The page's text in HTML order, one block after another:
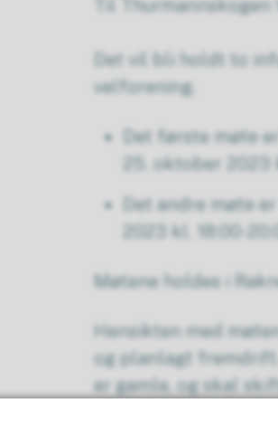
Til Thurmannskogen
Det vil bli holdt to
velforening.
Det første møte
25. oktober 2023
Det andre møte
2023 kl. 18:00-
Møtene holdes i
Hensikten med
og planlagt
er gamle, og skal